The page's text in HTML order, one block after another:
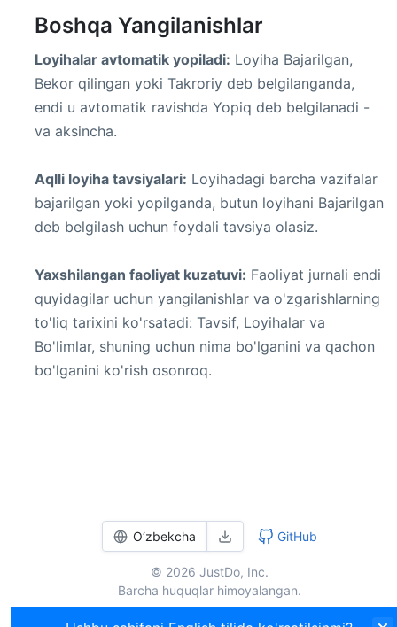
Boshqa Yangilanishlar
Loyihalar avtomatik yopiladi: Loyiha Bajarilgan,
Bekor qilingan yoki Takroriy deb belgilanganda,
endi u avtomatik ravishda Yopiq deb belgilanadi -
va aksincha.
Aqlli loyiha tavsiyalari: Loyihadagi barcha vazifalar
bajarilgan yoki yopilganda, butun loyihani Bajarilgan
deb belgilash uchun foydali tavsiya olasiz.
Yaxshilangan faoliyat kuzatuvi: Faoliyat jurnali endi
quyidagilar uchun yangilanishlar va o'zgarishlarning
to'liq tarixini ko'rsatadi: Tavsif, Loyihalar va
Bo'limlar, shuning uchun nima bo'lganini va qachon
bo'lganini ko'rish osonroq.
O‘zbekcha GitHub
© 2026 JustDo, Inc.
Barcha huquqlar himoyalangan.